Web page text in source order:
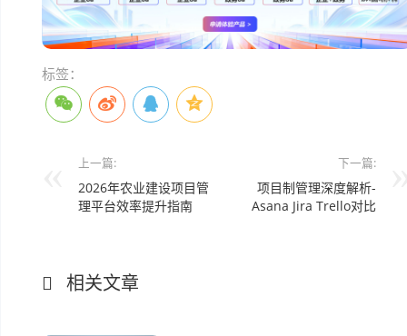
标签：
上一篇:
2026年农业建设项目管
理平台效率提升指南
下一篇:
项目制管理深度解析-
Asana Jira Trello对比
相关文章